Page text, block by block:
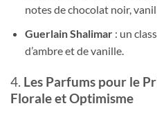
notes de chocolat noir,
Guerlain Shalimar: un
d’ambre et de vanille.
4. Les Parfums pour le
Florale et Optimisme